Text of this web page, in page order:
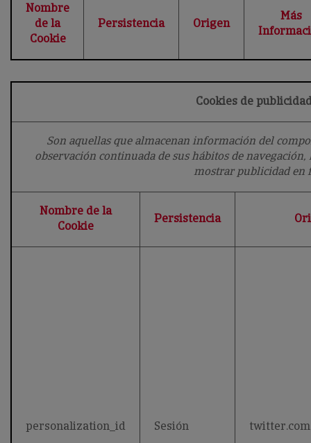
Nombre
de la
Cookie
Persistencia Origen
Más
Cookies de
Son aquellas que almacenan información del
observación continuada de sus hábitos de
mostrar publicidad en
Nombre de la
Cookie
Persistencia
personalization_id Sesión twitter.com